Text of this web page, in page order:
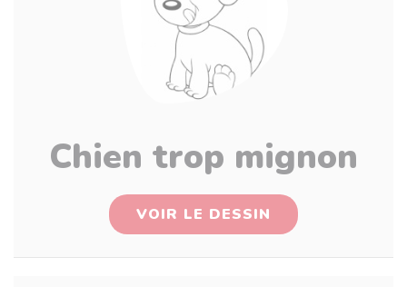
Chien trop mignon
VOIR LE DESSIN